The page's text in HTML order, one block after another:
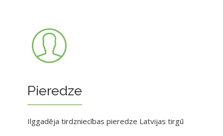
Pieredze
Ilggadēja tirdzniecības pieredze Latvijas tirgū